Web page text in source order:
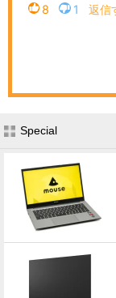
Special